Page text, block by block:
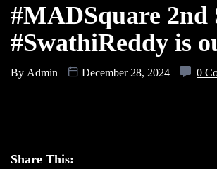
#MADSquare 2nd
#SwathiReddy is
By Admin December 28, 2024 0
Share This: